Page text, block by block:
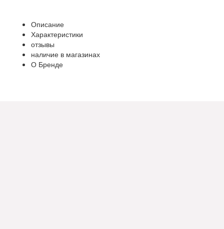
Описание
Характеристики
отзывы
наличие в магазинах
О Бренде